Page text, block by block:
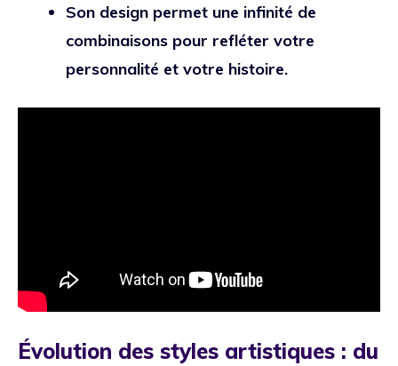
Son design permet une infinité de
combinaisons pour refléter votre
personnalité et votre histoire.
Évolution des styles artistiques : du